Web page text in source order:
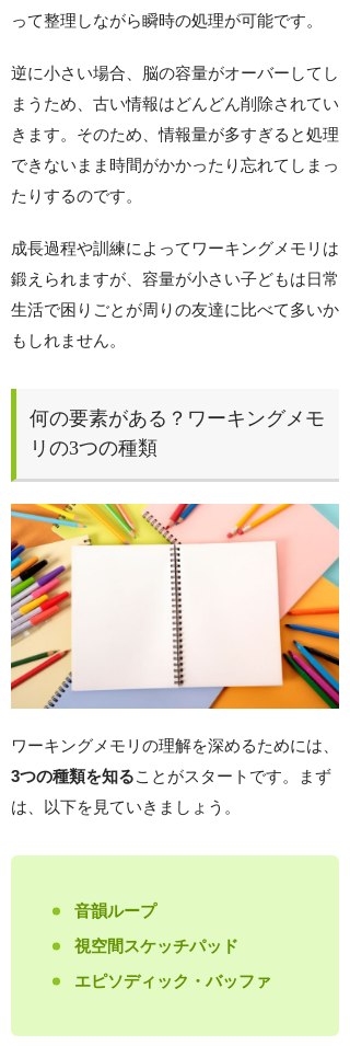
って整理しながら瞬時の処理が可能です。
逆に小さい場合、脳の容量がオーバーしてし
まうため、古い情報はどんどん削除されてい
きます。そのため、情報量が多すぎると処理
できないまま時間がかかったり忘れてしまっ
たりするのです。
成長過程や訓練によってワーキングメモリは
鍛えられますが、容量が小さい子どもは日常
生活で困りごとが周りの友達に比べて多いか
もしれません。
何の要素がある？ワーキングメモ
リの3つの種類
ワーキングメモリの理解を深めるためには、
3つの種類を知ることがスタートです。まず
は、以下を見ていきましょう。
音韻ループ
視空間スケッチパッド
エピソディック・バッファ